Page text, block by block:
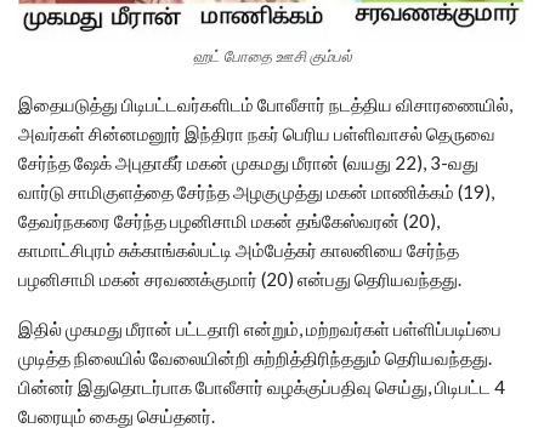
ஹட் போதை ஊசி கும்பல்
இதையடுத்து பிடிபட்டவர்களிடம் போலீசார் நடத்திய விசாரணையில்,
அவர்கள் சின்னமனூர் இந்திரா நகர் பெரிய பள்ளிவாசல் தெருவை
சேர்ந்த ஷேக் அபுதாகீர் மகன் முகமது மீரான் (வயது 22), 3-வது
வார்டு சாமிகுளத்தை சேர்ந்த அழகுமுத்து மகன் மாணிக்கம் (19),
தேவர்நகரை சேர்ந்த பழனிசாமி மகன் தங்கேஸ்வரன் (20),
காமாட்சிபுரம் சுக்காங்கல்பட்டி அம்பேத்கர் காலனியை சேர்ந்த
பழனிசாமி மகன் சரவணக்குமார் (20) என்பது தெரியவந்தது.
இதில் முகமது மீரான் பட்டதாரி என்றும், மற்றவர்கள் பள்ளிப்படிப்பை
முடித்த நிலையில் வேலையின்றி சுற்றித்திரிந்ததும் தெரியவந்தது.
பின்னர் இதுதொடர்பாக போலீசார் வழக்குப்பதிவு செய்து, பிடிபட்ட 4
பேரையும் கைது செய்தனர்.